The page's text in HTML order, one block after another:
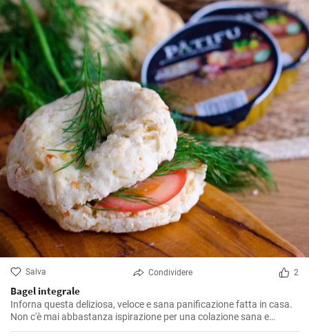
Salva Condividere 2
Bagel integrale
Inforna questa deliziosa, veloce e sana panificazione fatta in casa.
Non c'è mai abbastanza ispirazione per una colazione sana e
gustosa.